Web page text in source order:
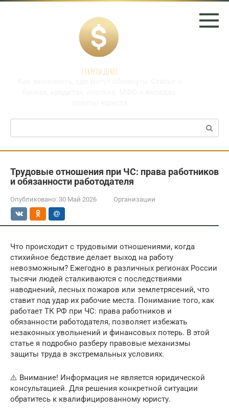
Перейти
Секреты денег
Поиск:
Трудовые отношения при ЧС: права работников
и обязанности работодателя
Опубликовано: 30 Май 2026 Организации
Что происходит с трудовыми отношениями, когда
стихийное бедствие делает выход на работу
невозможным? Ежегодно в различных регионах России
тысячи людей сталкиваются с последствиями
наводнений, лесных пожаров или землетрясений, что
ставит под удар их рабочие места. Понимание того, как
работает ТК РФ при ЧС: права работников и
обязанности работодателя, позволяет избежать
незаконных увольнений и финансовых потерь. В этой
статье я подробно разберу правовые механизмы
защиты труда в экстремальных условиях.
⚠️ Внимание! Информация не является юридической
консультацией. Для решения конкретной ситуации
обратитесь к квалифицированному юристу.